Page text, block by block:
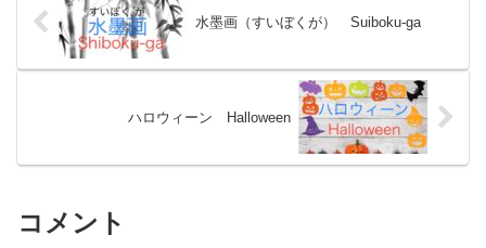
水墨画（すいぼくが） Suiboku-ga
ハロウィーン Halloween
コメント